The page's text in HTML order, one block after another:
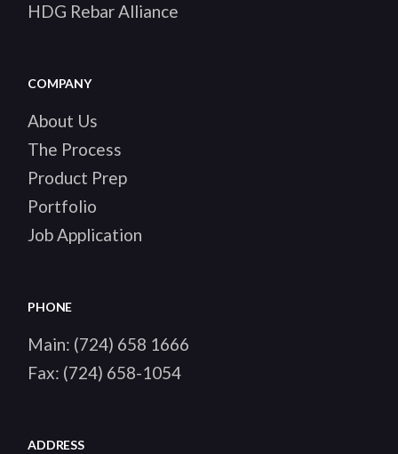
HDG Rebar Alliance
COMPANY
About Us
The Process
Product Prep
Portfolio
Job Application
PHONE
Main: (724) 658 1666
Fax: (724) 658-1054
ADDRESS